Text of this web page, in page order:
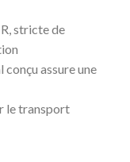
stricte de
assure une
le transport